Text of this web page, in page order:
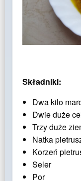
Składniki:
Dwa kilo
Dwie duże
Trzy duże
Natka
Korzeń
Seler
Por